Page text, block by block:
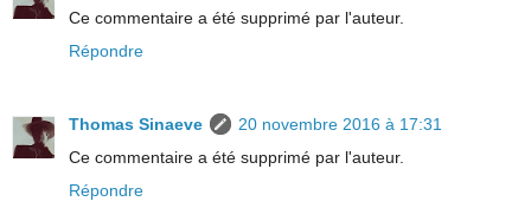
Ce commentaire a été supprimé par l'auteur.
Répondre
Thomas Sinaeve
20 novembre 2016 à 17:31
Ce commentaire a été supprimé par l'auteur.
Répondre